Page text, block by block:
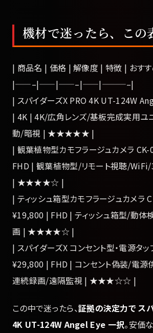
機材で迷ったら、この
| 商品名 | 価格 | 解像度 | 特徴 | おす
|——–|——|——–|——|———–|
| スパイダーズX PRO 4K UT-124W
| 4K | 4K/広角レンズ/基板完成実用ユ
動/暗視 | ★★★★★ |
| 観葉植物型カモフラージュカメラ
FHD | 観葉植物型/リモート視聴/
| ★★★★☆ |
| ティッシュ箱型カモフラージュカメラ
¥19,800 | FHD | ティッシュ箱型/動
画 | ★★★★☆ |
| スパイダーズX コンセント型・電源タ
¥29,800 | FHD | コンセント偽装/電源
連続録画/遠隔監視 | ★★★☆☆ |
この中で迷ったら、証拠の決定力で ス
4K UT-124W Angel Eye 一択。安価